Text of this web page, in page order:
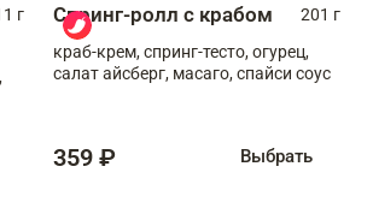
г Спринг-ролл с крабом
201 г
краб-крем, спринг-тесто, огурец,
салат айсберг, масаго, спайси соус
359 ₽ Выбрать